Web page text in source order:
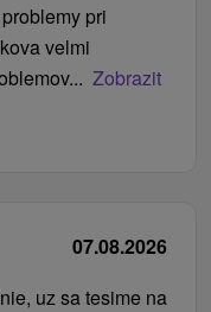
pri
velmi
Zobrazit
07.08.2026
uz sa tesime na